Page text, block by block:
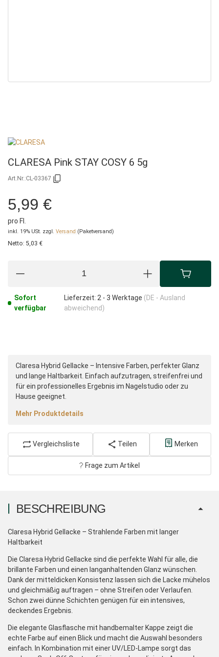
CLARESA Pink STAY COSY 6 5g
Art.Nr.:CL-03367
5,99 €
pro Fl.
inkl. 19% USt. zzgl. Versand (Paketversand)
Netto: 5,03 €
Sofort
verfügbar
Lieferzeit: 2 - 3 Werktage (DE - Ausland
abweichend)
Claresa Hybrid Gellacke – Intensive Farben, perfekter Glanz
und lange Haltbarkeit. Einfach aufzutragen, streifenfrei und
für ein professionelles Ergebnis im Nagelstudio oder zu
Hause geeignet.
Mehr Produktdetails
Vergleichsliste Teilen Merken
Frage zum Artikel
BESCHREIBUNG
Claresa Hybrid Gellacke – Strahlende Farben mit langer
Haltbarkeit
Die Claresa Hybrid Gellacke sind die perfekte Wahl für alle, die
brillante Farben und einen langanhaltenden Glanz wünschen.
Dank der mitteldicken Konsistenz lassen sich die Lacke mühelos
und gleichmäßig auftragen – ohne Streifen oder Verlaufen.
Schon zwei dünne Schichten genügen für ein intensives,
deckendes Ergebnis.
Die elegante Glasflasche mit handbemalter Kappe zeigt die
echte Farbe auf einen Blick und macht die Auswahl besonders
einfach. In Kombination mit einer UV/LED-Lampe sorgt das